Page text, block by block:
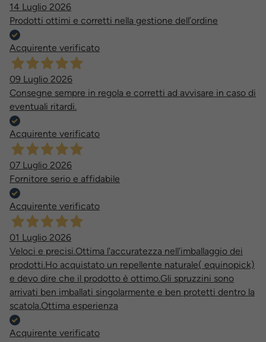
14 Luglio 2026
Prodotti ottimi e corretti nella gestione dell’ordine
Acquirente verificato
09 Luglio 2026
Consegne sempre in regola e corretti ad avvisare in caso di
eventuali ritardi.
Acquirente verificato
07 Luglio 2026
Fornitore serio e affidabile
Acquirente verificato
01 Luglio 2026
Veloci e precisi.Ottima l'accuratezza nell'imballaggio dei
prodotti.Ho acquistato un repellente naturale( equinopick)
e devo dire che il prodotto è ottimo.Gli spruzzini sono
arrivati ben imballati singolarmente e ben protetti dentro la
scatola.Ottima esperienza
Acquirente verificato